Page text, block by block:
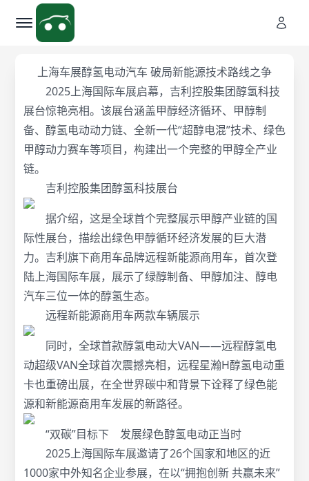
上海车展醇氢电动汽车 破局新能源技术路线之争
2025上海国际车展启幕，吉利控股集团醇氢科技
展台惊艳亮相。该展台涵盖甲醇经济循环、甲醇制
备、醇氢电动动力链、全新一代“超醇电混”技术、绿色
甲醇动力赛车等项目，构建出一个完整的甲醇全产业
链。
吉利控股集团醇氢科技展台
据介绍，这是全球首个完整展示甲醇产业链的国
际性展台，描绘出绿色甲醇循环经济发展的巨大潜
力。吉利旗下商用车品牌远程新能源商用车，首次登
陆上海国际车展，展示了绿醇制备、甲醇加注、醇电
汽车三位一体的醇氢生态。
远程新能源商用车两款车辆展示
同时，全球首款醇氢电动大VAN——远程醇氢电
动超级VAN全球首次震撼亮相，远程星瀚H醇氢电动重
卡也重磅出展，在全世界碳中和背景下诠释了绿色能
源和新能源商用车发展的新路径。
“双碳”目标下 发展绿色醇氢电动正当时
2025上海国际车展邀请了26个国家和地区的近
1000家中外知名企业参展，在以“拥抱创新 共赢未来”